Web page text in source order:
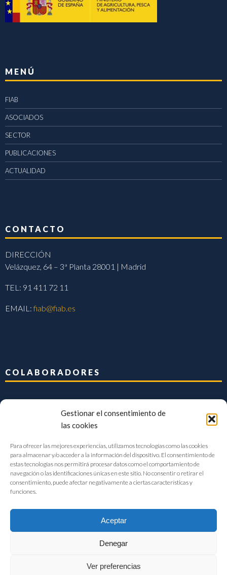
Gestionar el consentimiento de
las cookies
Para ofrecer las mejores experiencias, utilizamos tecnologías como las cookies
para almacenar y/o acceder a la información del dispositivo. El consentimiento de
estas tecnologías nos permitirá procesar datos como el comportamiento de
navegación o las identificaciones únicas en este sitio. No consentir o retirar el
consentimiento, puede afectar negativamente a ciertas características y
funciones.
Aceptar
Denegar
Ver preferencias
MENÚ
FIAB
ASOCIADOS
SECTOR
PUBLICACIONES
ACTUALIDAD
CONTACTO
DIRECCIÓN
Velázquez, 64 – 3ª Planta 28001 | Madrid
TEL: 91 411 72 11
EMAIL:fiab@fiab.es
COLABORADORES
FIAB Federación Española de Industrias de la Alimentación y Bebidas